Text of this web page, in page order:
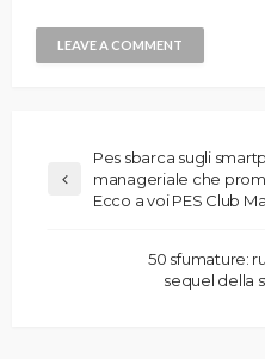
Pes sbarca sugli
manageriale che
Ecco a voi PES Club
50 sfumature:
sequel della